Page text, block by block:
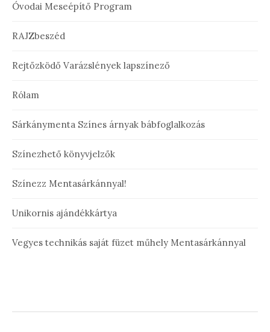
Óvodai Meseépítő Program
RAJZbeszéd
Rejtőzködő Varázslények lapszínező
Rólam
Sárkánymenta Színes árnyak bábfoglalkozás
Színezhető könyvjelzők
Színezz Mentasárkánnyal!
Unikornis ajándékkártya
Vegyes technikás saját füzet műhely Mentasárkánnyal